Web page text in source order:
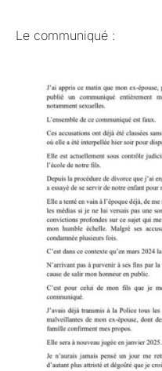
Le communiqué :